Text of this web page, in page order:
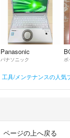
Panasonic
パナソニック ボ
工具/メンテナンスの人気
ページの上へ戻る